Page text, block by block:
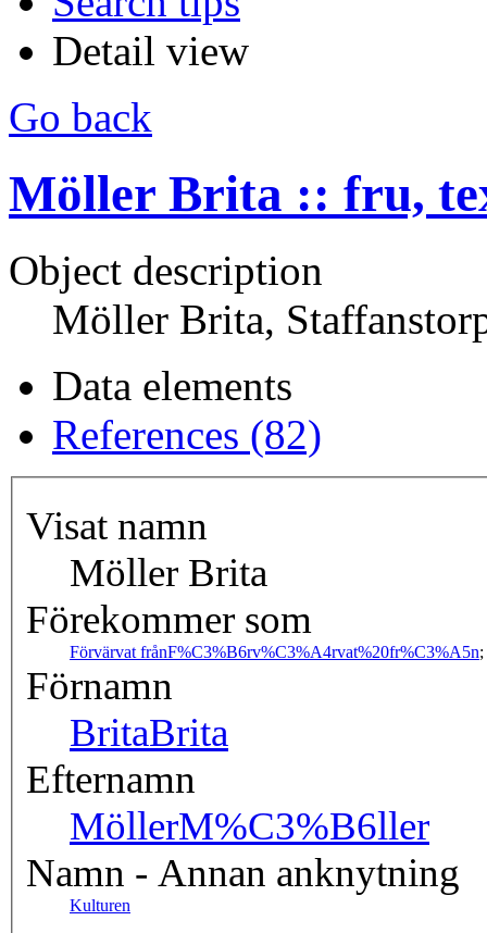
Detail view
Go back
Möller Brita :: fru,
Object description
Möller Brita,
Data elements
References (82)
Visat namn
Möller Brita
Förekommer som
Förvärvat frånF%C3%B6rv%C3%A4rvat%20fr%C3%A5n;
Förnamn
BritaBrita
Efternamn
MöllerM%C3%B6ller
Namn - Annan anknytning
Kulturen